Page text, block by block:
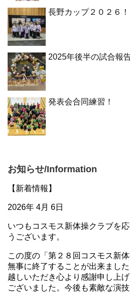
長野カップ２０２６！
2025年後半の試合報告
発表会合同練習！
お知らせ/Information
【新着情報】
2026年 4月 6日
いつもコスモス新体操クラブを
うございます。
この度の「第２８回コスモス新
無事に終了することが出来まし
越しいただき心より感謝申し上
ございました。今後も素敵な演